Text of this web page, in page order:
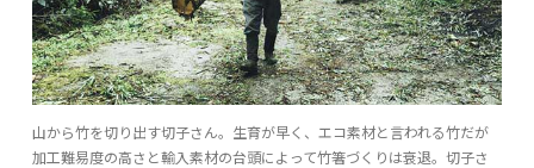
山から竹を切り出す切子さん。生育が早く、エコ素材と言われる竹だが
加工難易度の高さと輸入素材の台頭によって竹箸づくりは衰退。切子さ